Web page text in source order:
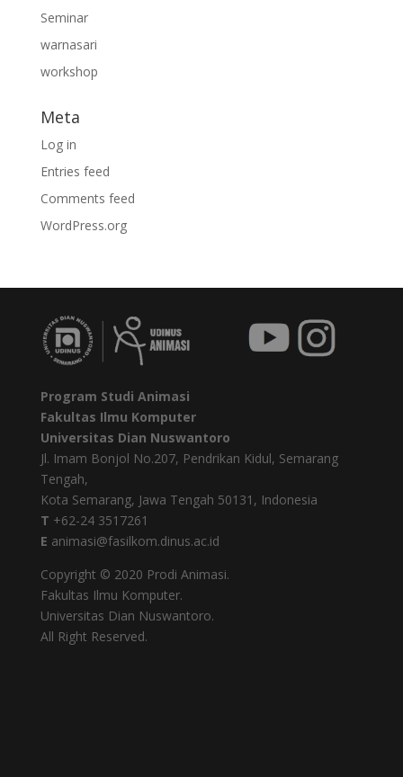
Seminar
warnasari
workshop
Meta
Log in
Entries feed
Comments feed
WordPress.org
Program Studi Animasi
Fakultas Ilmu Komputer
Universitas Dian Nuswantoro
Jl. Imam Bonjol No.207, Pendrikan Kidul, Semarang
Tengah,
Kota Semarang, Jawa Tengah 50131, Indonesia
T +62-24 3517261
E animasi@fasilkom.dinus.ac.id
Copyright © 2020 Prodi Animasi.
Fakultas Ilmu Komputer.
Universitas Dian Nuswantoro.
All Right Reserved.